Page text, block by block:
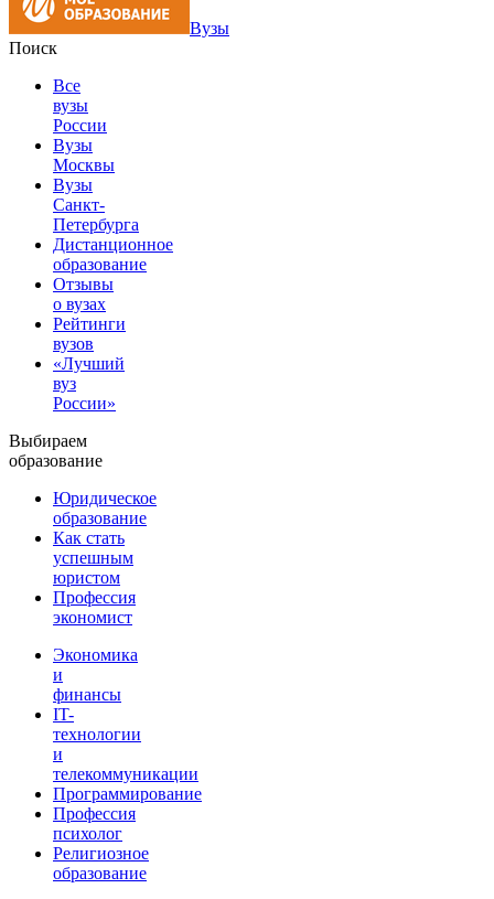
Вузы
Поиск
Все
вузы
России
Вузы
Москвы
Вузы
Санкт-
Петербурга
Дистанционное
образование
Отзывы
о вузах
Рейтинги
вузов
«Лучший
вуз
России»
Выбираем
образование
Юридическое
образование
Как стать
успешным
юристом
Профессия
экономист
Экономика
и
финансы
IT-
технологии
и
телекоммуникации
Программирование
Профессия
психолог
Религиозное
образование